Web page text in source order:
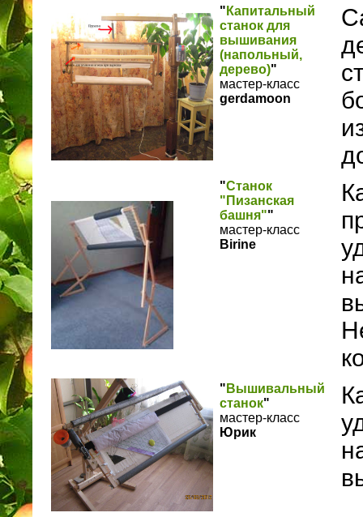
" Капитальный
станок для
вышивания
(напольный,
дерево)"
мастер-класс
gerdamoon
"Станок
"Пизанская
башня""
мастер-класс
Birine
" Вышивальный
станок"
мастер-класс
Юрик